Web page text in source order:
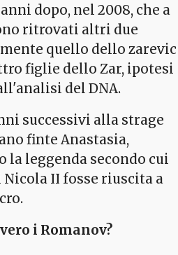
dopo, nel 2008, che a
ritrovati altri due
quello dello zarevic
figlie dello Zar, ipotesi
del DNA.
successivi alla strage
finte Anastasia,
leggenda secondo cui
II fosse riuscita a
i Romanov?